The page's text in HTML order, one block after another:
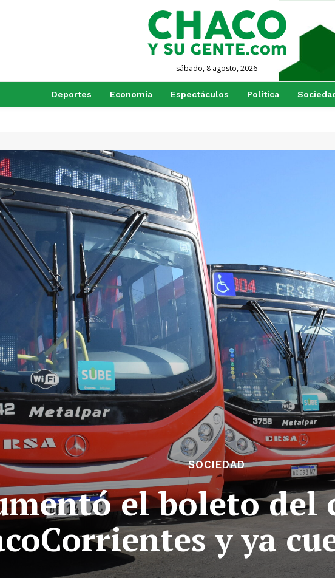
sábado, 8 agosto, 2026
Deportes Economía Espectáculos Política
SOCIEDAD
el boleto del
y ya